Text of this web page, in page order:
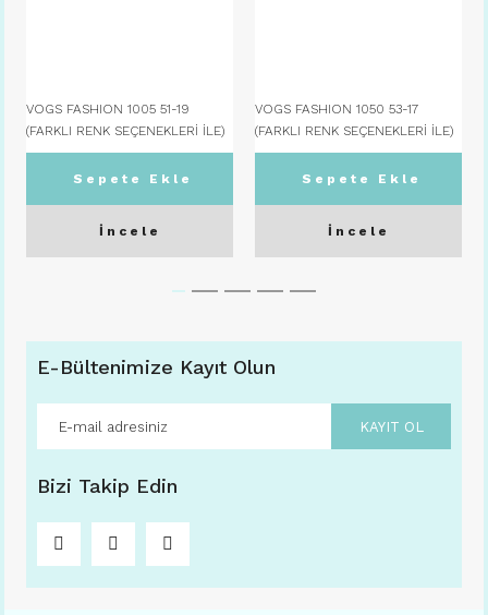
VOGS FASHION 1005 51-19
(FARKLI RENK SEÇENEKLERİ İLE)
C08
Sepete Ekle
İncele
VOGS FASHION 1050 53-17
(FARKLI RENK SEÇENEKLERİ İLE)
C01
Sepete Ekle
İncele
E-Bültenimize Kayıt Olun
KAYIT OL
Bizi Takip Edin